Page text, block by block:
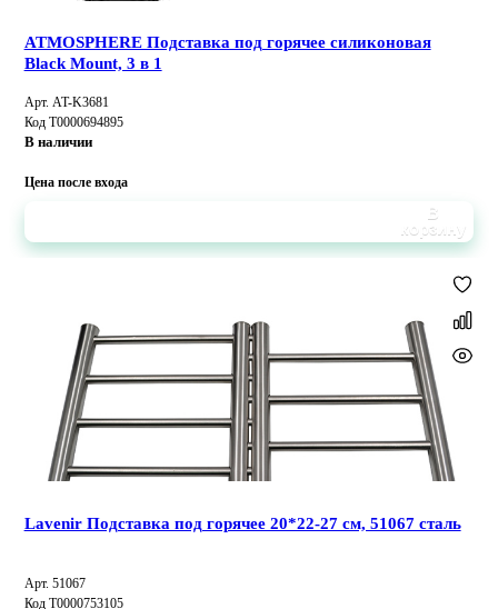
ATMOSPHERE Подставка под горячее силиконовая
Black Mount, 3 в 1
Арт. AT-K3681
Код Т0000694895
В наличии
Цена после входа
В
корзину
Lavenir Подставка под горячее 20*22-27 см, 51067 сталь
Арт. 51067
Код Т0000753105